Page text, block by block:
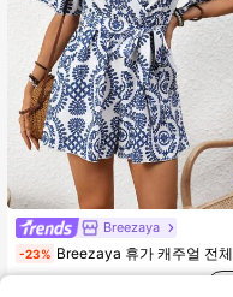
Breezaya
-23% Breezaya 휴가 캐주얼 전체 프린트 랩 플레이수트 반바지
12,090